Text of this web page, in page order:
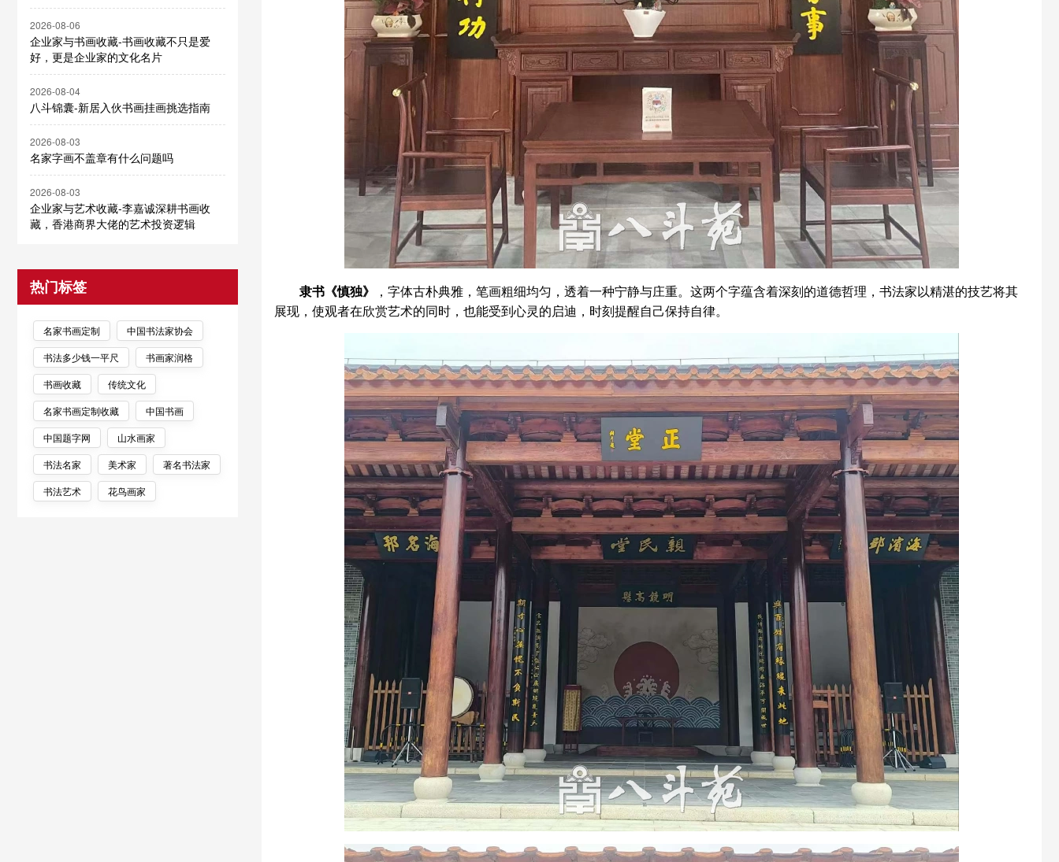
2026-08-06
企业家与书画收藏-书画收藏不只是爱
好，更是企业家的文化名片
2026-08-04
八斗锦囊-新居入伙书画挂画挑选指南
2026-08-03
名家字画不盖章有什么问题吗
2026-08-03
企业家与艺术收藏-李嘉诚深耕书画收
藏，香港商界大佬的艺术投资逻辑
热门标签
名家书画定制
中国书法家协会
书法多少钱一平尺
书画家润格
书画收藏
传统文化
名家书画定制收藏
中国书画
中国题字网
山水画家
书法名家
美术家
著名书法家
书法艺术
花鸟画家
隶书《慎独》
，字体古朴典雅，笔画粗细均匀，透着一种宁静与庄重。这两个字蕴含着深刻的道德哲理，书法家以精湛的技艺将其
展现，使观者在欣赏艺术的同时，也能受到心灵的启迪，时刻提醒自己保持自律。